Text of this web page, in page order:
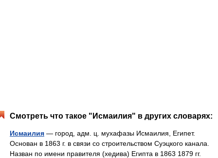
Смотреть что такое "Исмаилия" в других словарях:
Исмаилия — город, адм. ц. мухафазы Исмаилия, Египет.
Основан в 1863 г. в связи со строительством Суэцкого канала.
Назван по имени правителя (хедива) Египта в 1863 1879 гг.